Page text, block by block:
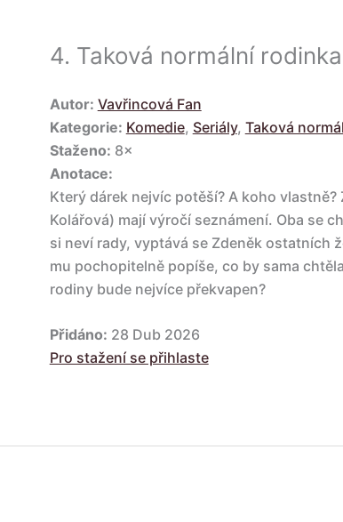
4. Taková normální
Autor: Vavřincová Fan
Kategorie: Komedie, Seriály, Taková
Staženo: 8×
Anotace:
Který dárek nejvíc potěší? A koho vlastně?
Kolářová) mají výročí seznámení. Oba se
si neví rady, vyptává se Zdeněk ostatních
mu pochopitelně popíše, co by sama
rodiny bude nejvíce překvapen?
Přidáno: 28 Dub 2026
Pro stažení se přihlaste